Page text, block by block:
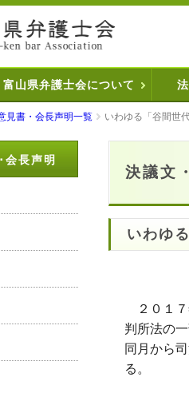
富山県弁護士会について
見書・会長声明一覧 いわゆる「谷間世
決議文
いわゆ
２０１
判所法の
同月から
る。
会長声明